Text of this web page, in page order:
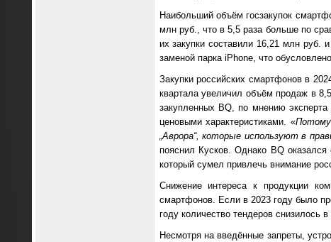
Наибольший объём госзакупок
млн руб., что в 5,5 раза больше по
их закупки составили 16,21 млн руб.
заменой парка iPhone, что
Закупки российских смартфонов в
квартала увеличил объём продаж в
закупленных BQ, по мнению
ценовыми характеристиками. «
„Аврора“, которые используют в
пояснил Кусков. Однако BQ
который сумел привлечь внимание
Снижение интереса к продукции
смартфонов. Если в 2023 году было
году количество тендеров снизилось
Несмотря на введённые запреты,